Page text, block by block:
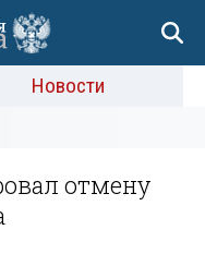
Новости
отмену